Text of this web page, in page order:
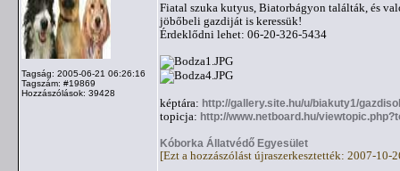
Tagság: 2005-06-21 06:26:16
Tagszám: #19869
Hozzászólások: 39428
Fiatal szuka kutyus, Biatorbágyon találták, és
jöbőbeli gazdiját is keressük!
Érdeklődni lehet: 06-20-326-5434
képtára: http://gallery.site.hu/u/biakuty1/
topicja: http://www.netboard.hu/
Kóborka Állatvédő Egyesület
[Ezt a hozzászólást újraszerkesztették: 2007-10-